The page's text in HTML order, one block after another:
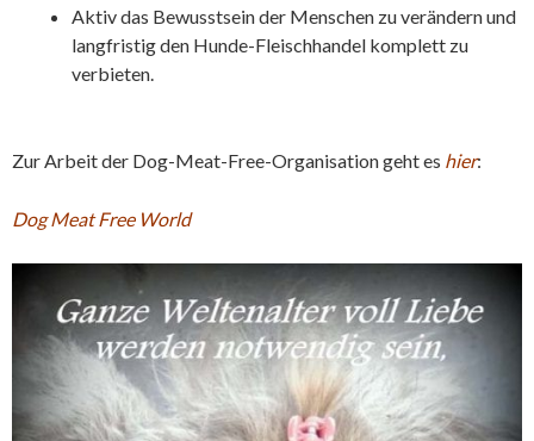
Aktiv das Bewusstsein der Menschen zu verändern und
langfristig den Hunde-Fleischhandel komplett zu
verbieten.
Zur Arbeit der Dog-Meat-Free-Organisation geht es hier:
Dog Meat Free World